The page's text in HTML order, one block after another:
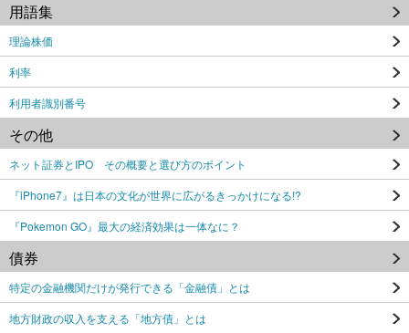
用語集
理論株価
利率
利用者識別番号
その他
ネット証券とIPO その概要と選び方のポイント
『iPhone7』は日本の文化が世界に広がるきっかけになる!?
『Pokemon GO』最大の経済効果は一体なに？
債券
特定の金融機関だけが発行できる「金融債」とは
地方財政の収入を支える「地方債」とは